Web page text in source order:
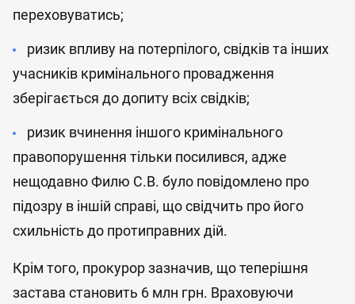
переховуватись;
ризик впливу на потерпілого, свідків та інших
учасників кримінального провадження
зберігається до допиту всіх свідків;
ризик вчинення іншого кримінального
правопорушення тільки посилився, адже
нещодавно Филю С.В. було повідомлено про
підозру в іншій справі, що свідчить про його
схильність до протиправних дій.
Крім того, прокурор зазначив, що теперішня
застава становить 6 млн грн. Враховуючи